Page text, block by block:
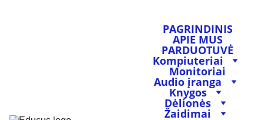
PAGRINDINIS
APIE MUS
PARDUOTUVĖ
Kompiuteriai
Monitoriai
Audio įranga
Knygos
Dėlionės
Žaidimai